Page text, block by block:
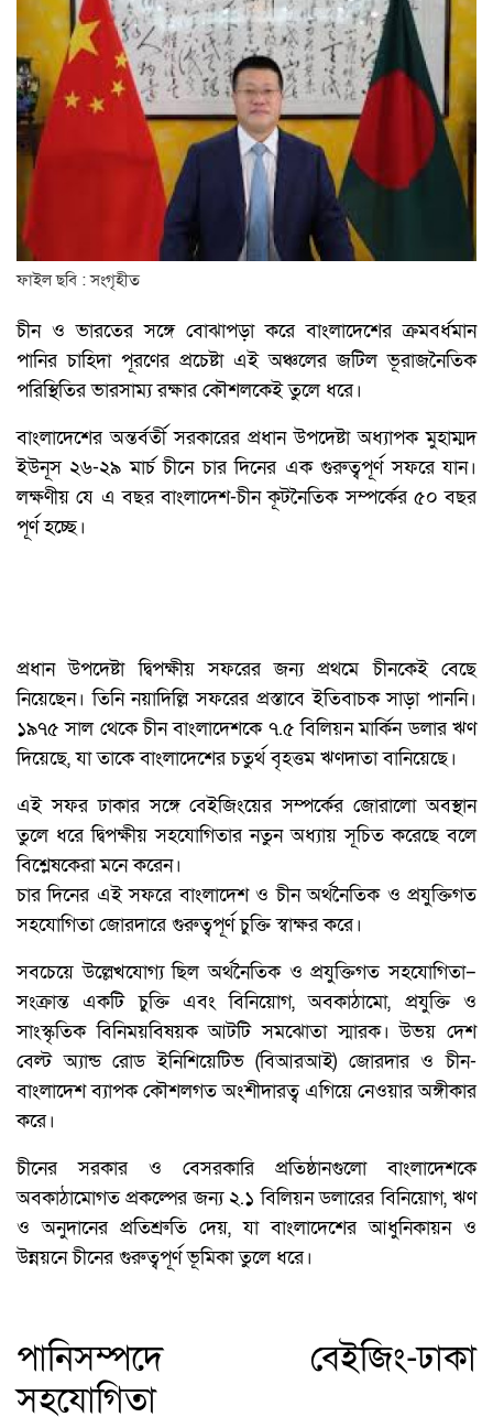
ফাইল ছবি : সংগৃহীত
চীন ও ভারতের সঙ্গে বোঝাপড়া করে বাংলাদেশের ক্রমবর্ধমান
পানির চাহিদা পূরণের প্রচেষ্টা এই অঞ্চলের জটিল ভূরাজনৈতিক
পরিস্থিতির ভারসাম্য রক্ষার কৌশলকেই তুলে ধরে।
বাংলাদেশের অন্তর্বর্তী সরকারের প্রধান উপদেষ্টা অধ্যাপক মুহাম্মদ
ইউনূস ২৬-২৯ মার্চ চীনে চার দিনের এক গুরুত্বপূর্ণ সফরে যান।
লক্ষণীয় যে এ বছর বাংলাদেশ-চীন কূটনৈতিক সম্পর্কের ৫০ বছর
পূর্ণ হচ্ছে।
প্রধান উপদেষ্টা দ্বিপক্ষীয় সফরের জন্য প্রথমে চীনকেই বেছে
নিয়েছেন। তিনি নয়াদিল্লি সফরের প্রস্তাবে ইতিবাচক সাড়া পাননি।
১৯৭৫ সাল থেকে চীন বাংলাদেশকে ৭.৫ বিলিয়ন মার্কিন ডলার ঋণ
দিয়েছে, যা তাকে বাংলাদেশের চতুর্থ বৃহত্তম ঋণদাতা বানিয়েছে।
এই সফর ঢাকার সঙ্গে বেইজিংয়ের সম্পর্কের জোরালো অবস্থান
তুলে ধরে দ্বিপক্ষীয় সহযোগিতার নতুন অধ্যায় সূচিত করেছে বলে
বিশ্লেষকেরা মনে করেন।
চার দিনের এই সফরে বাংলাদেশ ও চীন অর্থনৈতিক ও প্রযুক্তিগত
সহযোগিতা জোরদারে গুরুত্বপূর্ণ চুক্তি স্বাক্ষর করে।
সবচেয়ে উল্লেখযোগ্য ছিল অর্থনৈতিক ও প্রযুক্তিগত সহযোগিতা–
সংক্রান্ত একটি চুক্তি এবং বিনিয়োগ, অবকাঠামো, প্রযুক্তি ও
সাংস্কৃতিক বিনিময়বিষয়ক আটটি সমঝোতা স্মারক। উভয় দেশ
বেল্ট অ্যান্ড রোড ইনিশিয়েটিভ (বিআরআই) জোরদার ও চীন-
বাংলাদেশ ব্যাপক কৌশলগত অংশীদারত্ব এগিয়ে নেওয়ার অঙ্গীকার
করে।
চীনের সরকার ও বেসরকারি প্রতিষ্ঠানগুলো বাংলাদেশকে
অবকাঠামোগত প্রকল্পের জন্য ২.১ বিলিয়ন ডলারের বিনিয়োগ, ঋণ
ও অনুদানের প্রতিশ্রুতি দেয়, যা বাংলাদেশের আধুনিকায়ন ও
উন্নয়নে চীনের গুরুত্বপূর্ণ ভূমিকা তুলে ধরে।
পানিসম্পদে বেইজিং-ঢাকা
সহযোগিতা